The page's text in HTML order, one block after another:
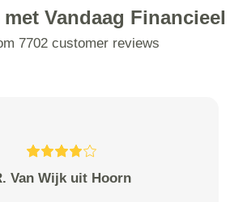
Vandaag Financieel
7702 customer reviews
Van Wijk uit Hoorn